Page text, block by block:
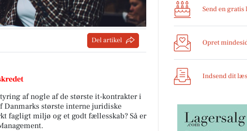
Del artikel
af nogle af de største it-kontrakter i
Danmarks største interne juridiske
fagligt miljø og et godt fællesskab? Så er
.
Send en
Opret
Indsend dit